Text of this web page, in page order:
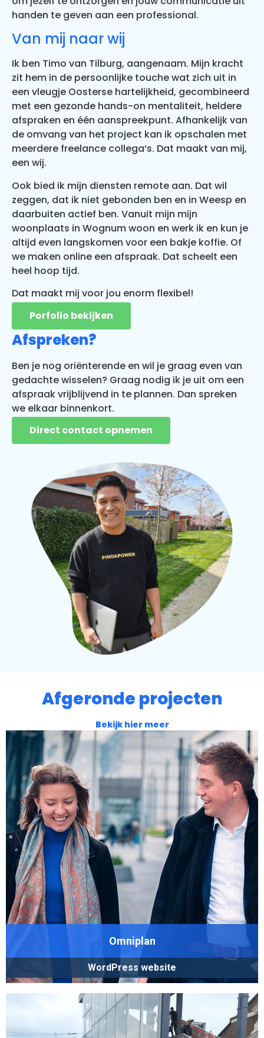
handen te geven aan een professional.
Van mij naar wij
Ik ben Timo van Tilburg, aangenaam. Mijn kracht
zit hem in de persoonlijke touche wat zich uit in
een vleugje Oosterse hartelijkheid, gecombineerd
met een gezonde hands-on mentaliteit, heldere
afspraken en één aanspreekpunt. Afhankelijk van
de omvang van het project kan ik opschalen met
meerdere freelance collega’s. Dat maakt van mij,
een wij.
Ook bied ik mijn diensten remote aan. Dat wil
zeggen, dat ik niet gebonden ben en in Weesp en
daarbuiten actief ben. Vanuit mijn mijn
woonplaats in Wognum woon en werk ik en kun je
altijd even langskomen voor een bakje koffie. Of
we maken online een afspraak. Dat scheelt een
heel hoop tijd.
Dat maakt mij voor jou enorm flexibel!
Porfolio bekijken
Afspreken?
Ben je nog oriënterende en wil je graag even van
gedachte wisselen? Graag nodig ik je uit om een
afspraak vrijblijvend in te plannen. Dan spreken
we elkaar binnenkort.
Direct contact opnemen
Afgeronde projecten
Bekijk hier meer
Omniplan
WordPress website